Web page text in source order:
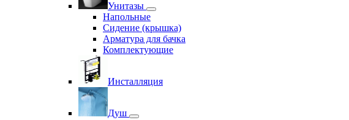
Унитазы
Напольные
Сидение (крышка)
Арматура для бачка
Комплектующие
Инсталляция
Душ